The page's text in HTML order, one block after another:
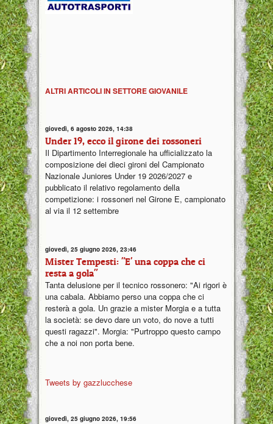
ALTRI ARTICOLI IN SETTORE GIOVANILE
giovedì, 6 agosto 2026, 14:38
Under 19, ecco il girone dei rossoneri
Il Dipartimento Interregionale ha ufficializzato la
composizione dei dieci gironi del Campionato
Nazionale Juniores Under 19 2026/2027 e
pubblicato il relativo regolamento della
competizione: i rossoneri nel Girone E, campionato
al via il 12 settembre
giovedì, 25 giugno 2026, 23:46
Mister Tempesti: "E' una coppa che ci
resta a gola"
Tanta delusione per il tecnico rossonero: "Ai rigori è
una cabala. Abbiamo perso una coppa che ci
resterà a gola. Un grazie a mister Morgia e a tutta
la società: se devo dare un voto, do nove a tutti
questi ragazzi". Morgia: "Purtroppo questo campo
che a noi non porta bene.
Tweets by gazzlucchese
giovedì, 25 giugno 2026, 19:56